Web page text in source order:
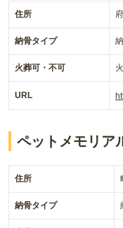
住所
納骨タイプ
火葬可・不可
URL
ペットメモリア
住所
納骨タイプ